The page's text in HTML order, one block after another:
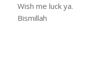
Wish me luck ya.
Bismillah